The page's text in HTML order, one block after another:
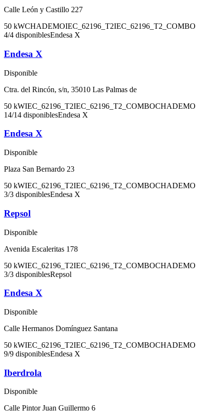
Calle León y Castillo 227
50 kWCHADEMOIEC_62196_T2IEC_62196_T2_COMBO
4/4 disponiblesEndesa X
Endesa X
Disponible
Ctra. del Rincón, s/n, 35010 Las Palmas de
50 kWIEC_62196_T2IEC_62196_T2_COMBOCHADEMO
14/14 disponiblesEndesa X
Endesa X
Disponible
Plaza San Bernardo 23
50 kWIEC_62196_T2IEC_62196_T2_COMBOCHADEMO
3/3 disponiblesEndesa X
Repsol
Disponible
Avenida Escaleritas 178
50 kWIEC_62196_T2IEC_62196_T2_COMBOCHADEMO
3/3 disponiblesRepsol
Endesa X
Disponible
Calle Hermanos Domínguez Santana
50 kWIEC_62196_T2IEC_62196_T2_COMBOCHADEMO
9/9 disponiblesEndesa X
Iberdrola
Disponible
Calle Pintor Juan Guillermo 6